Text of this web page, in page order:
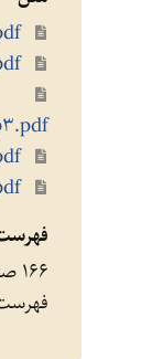
seyyed_hossein_nasr_p1.pdf
seyyed_hossein_nasr_p2.pdf
seyyed_hossein_nasr_p4.pdf
seyyed_hossein_nasr_p5.pdf